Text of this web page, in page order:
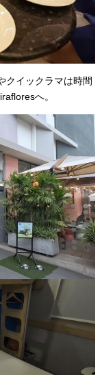
クイックラマは時間
へ。